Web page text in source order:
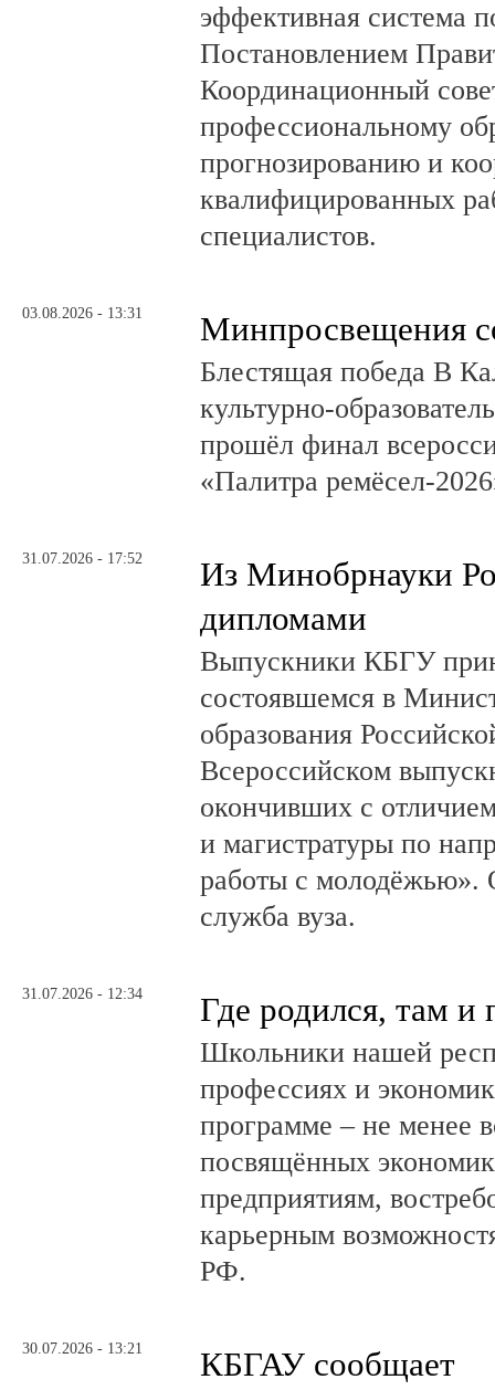
эффективная система
Постановлением
Координационный
профессиональному
прогнозированию и
квалифицированных
специалистов.
03.08.2026 - 13:31 Минпросвещения
Блестящая победа В
культурно-
прошёл финал
«Палитра ремёсел-
31.07.2026 - 17:52
Из Минобрнауки
дипломами
Выпускники КБГУ
состоявшемся в
образования
Всероссийском
окончивших с
и магистратуры по
работы с молодёжью».
служба вуза.
31.07.2026 - 12:34 Где родился, там и
Школьники нашей
профессиях и
программе – не менее
посвящённых
предприятиям,
карьерным
РФ.
30.07.2026 - 13:21 КБГАУ сообщает